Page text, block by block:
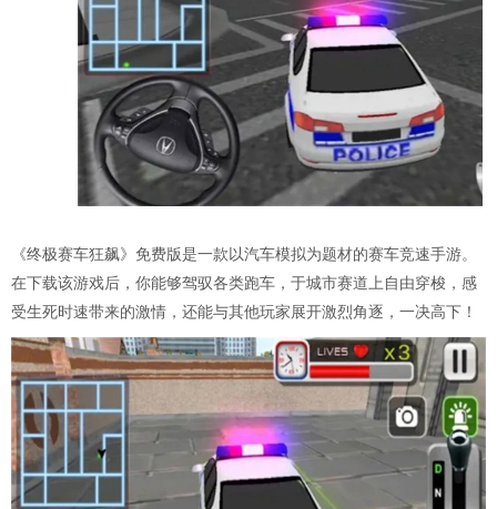
《终极赛车狂飙》免费版是一款以汽车模拟为题材的赛车竞速手游。
在下载该游戏后，你能够驾驭各类跑车，于城市赛道上自由穿梭，感
受生死时速带来的激情，还能与其他玩家展开激烈角逐，一决高下！